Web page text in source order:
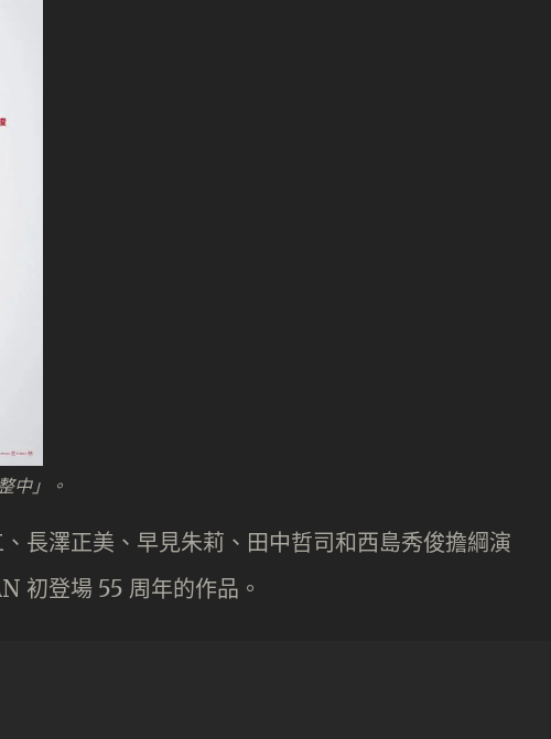
中」。
長澤正美、早見朱莉、田中哲司和西島秀俊擔綱演
初登場 55 周年的作品。